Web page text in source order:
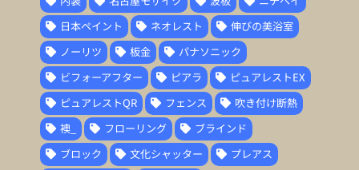
日本ペイント
ネオレスト
伸びの美浴室
ノーリツ
板金
パナソニック
ビフォーアフター
ピアラ
ピュアレストEX
ピュアレストQR
フェンス
吹き付け断熱
襖_
フローリング
ブラインド
ブロック
文化シャッター
プレアス